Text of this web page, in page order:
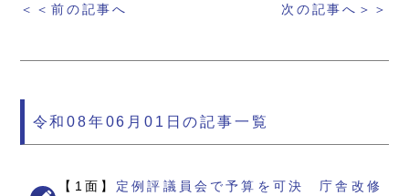
＜＜前の記事へ 次の記事へ＞＞
令和08年06月01日の記事一覧
【1面】 定例評議員会で予算を可決 庁舎改修